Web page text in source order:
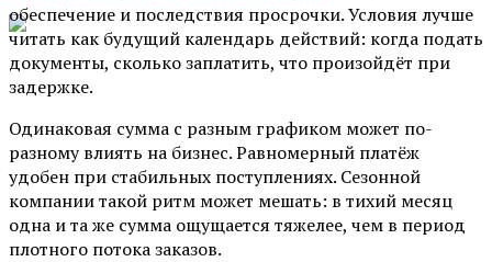
обеспечение и последствия просрочки. Условия лучше
читать как будущий календарь действий: когда подать
документы, сколько заплатить, что произойдёт при
задержке.
Одинаковая сумма с разным графиком может по-
разному влиять на бизнес. Равномерный платёж
удобен при стабильных поступлениях. Сезонной
компании такой ритм может мешать: в тихий месяц
одна и та же сумма ощущается тяжелее, чем в период
плотного потока заказов.